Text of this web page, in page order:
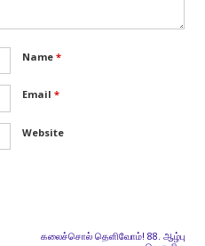
Name *
Email *
Website
கலைச்சொல் தெளிவோம்! 88. ஆழ்பு